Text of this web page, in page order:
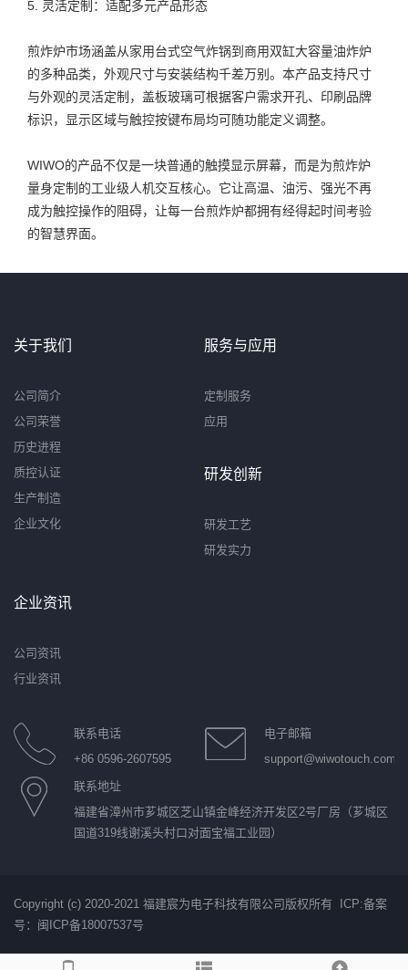
5. 灵活定制：适配多元产品形态
煎炸炉市场涵盖从家用台式空气炸锅到商用双缸大容量油炸炉
的多种品类，外观尺寸与安装结构千差万别。本产品支持尺寸
与外观的灵活定制，盖板玻璃可根据客户需求开孔、印刷品牌
标识，显示区域与触控按键布局均可随功能定义调整。
WIWO的产品不仅是一块普通的触摸显示屏幕，而是为煎炸炉
量身定制的工业级人机交互核心。它让高温、油污、强光不再
成为触控操作的阻碍，让每一台煎炸炉都拥有经得起时间考验
的智慧界面。
关于我们
公司简介
公司荣誉
历史进程
质控认证
生产制造
企业文化
服务与应用
定制服务
应用
研发创新
研发工艺
研发实力
企业资讯
公司资讯
行业资讯
联系电话
+86 0596-2607595
电子邮箱
support@wiwotouch.com
联系地址
福建省漳州市芗城区芝山镇金峰经济开发区2号厂房（芗城区
国道319线谢溪头村口对面宝福工业园）
Copyright (c) 2020-2021 福建宸为电子科技有限公司版权所有 ICP:备案
号：闽ICP备18007537号